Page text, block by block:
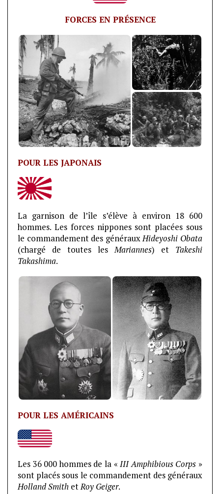
FORCES EN PRÉSENCE
POUR LES JAPONAIS
La garnison de l’île s’élève à environ 18 600
hommes. Les forces nippones sont placées sous
le commandement des générauxHideyoshi Obata
(chargé de toutes lesMariannes) et Takeshi
Takashima.
POUR LES AMÉRICAINS
Les 36 000 hommes de la «III Amphibious Corps »
sont placés sous le commandement des généraux
Holland Smith etRoy Geiger.